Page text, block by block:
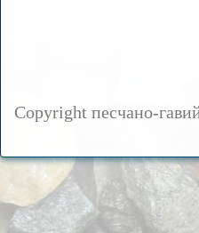
Copyright песчано-